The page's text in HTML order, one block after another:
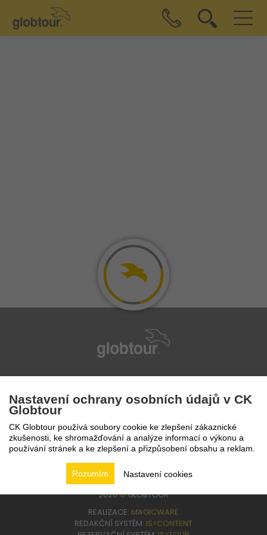
224 94 82 41
2026©GLOBTOUR
REALIZACE: MAGICWARE
REDAKČNÍ SYSTÉM: IS>CONTENT
Nastavení ochrany osobních údajů v CK
Globtour
CK Globtour používá soubory cookie ke zlepšení zákaznické
zkušenosti, ke shromažďování a analýze informací o výkonu a
používání stránek a ke zlepšení a přizpůsobení obsahu a reklam.
Nastavení cookies
Rozumím